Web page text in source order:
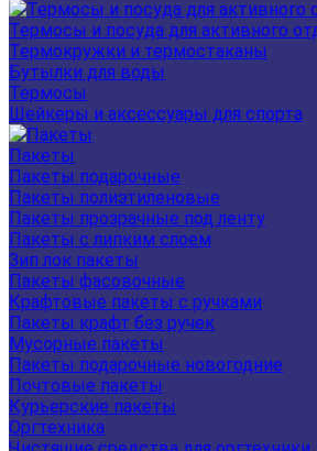
Термосы и посуда для активного
Термокружки и термостаканы
Бутылки для воды
Термосы
Шейкеры и аксессуары для спорта
Пакеты
Пакеты подарочные
Пакеты полиэтиленовые
Пакеты прозрачные под ленту
Пакеты с липким слоем
Зип лок пакеты
Пакеты фасовочные
Крафтовые пакеты с ручками
Пакеты крафт без ручек
Мусорные пакеты
Пакеты подарочные новогодние
Почтовые пакеты
Курьерские пакеты
Оргтехника